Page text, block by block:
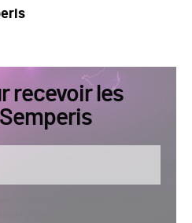
recevoir les
may send you information regarding its
your personal information in